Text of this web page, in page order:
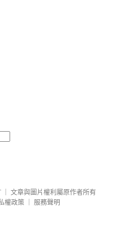
文章與圖片權利屬原作者所有
權政策
服務聲明